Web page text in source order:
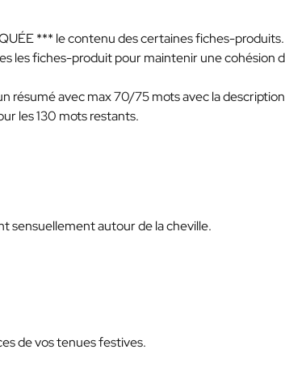
*** le contenu des certaines fiches-produits.
les fiches-produit pour maintenir une cohésion
résumé avec max 70/75 mots avec la
les 130 mots restants.
sensuellement autour de la cheville.
de vos tenues festives.